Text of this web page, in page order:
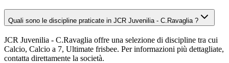
Quali sono le discipline praticate in JCR Juvenilia - C.Ravaglia ?
JCR Juvenilia - C.Ravaglia offre una selezione di discipline tra cui
Calcio, Calcio a 7, Ultimate frisbee. Per informazioni più dettagliate,
contatta direttamente la società.